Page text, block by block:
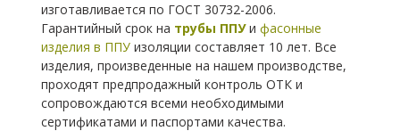
изготавливается по ГОСТ 30732-2006.
Гарантийный срок на трубы ППУи фасонные
изделия в ППУ изоляции составляет 10 лет. Все
изделия, произведенные на нашем производстве,
проходят предпродажный контроль ОТК и
сопровождаются всеми необходимыми
сертификатами и паспортами качества.